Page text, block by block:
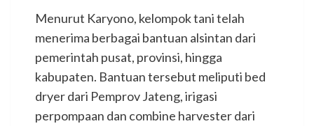
Menurut Karyono, kelompok tani telah
menerima berbagai bantuan alsintan dari
pemerintah pusat, provinsi, hingga
kabupaten. Bantuan tersebut meliputi bed
dryer dari Pemprov Jateng, irigasi
perpompaan dan combine harvester dari